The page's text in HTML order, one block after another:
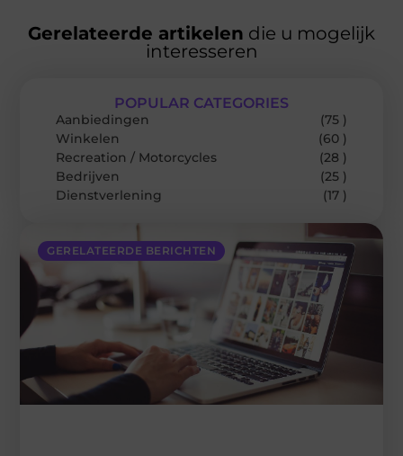
Gerelateerde artikelen die u mogelijk
interesseren
GERELATEERDE BERICHTEN
POPULAR CATEGORIES
Aanbiedingen
(75 )
Winkelen
(60 )
Recreation / Motorcycles
(28 )
Bedrijven
(25 )
Dienstverlening
(17 )